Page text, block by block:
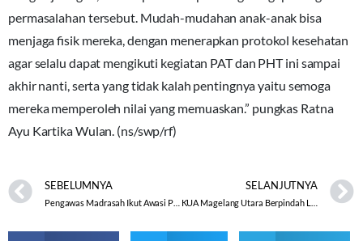
permasalahan tersebut. Mudah-mudahan anak-anak bisa
menjaga fisik mereka, dengan menerapkan protokol kesehatan
agar selalu dapat mengikuti kegiatan PAT dan PHT ini sampai
akhir nanti, serta yang tidak kalah pentingnya yaitu semoga
mereka memperoleh nilai yang memuaskan.” pungkas Ratna
Ayu Kartika Wulan. (ns/swp/rf)
SEBELUMNYA
Pengawas Madrasah Ikut Awasi Pembelajaran Kontekstual Manasik Haji
SELANJUTNYA